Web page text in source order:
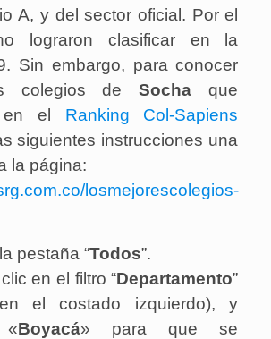
A, y del sector oficial. Por el
lograron clasificar en la
Sin embargo, para conocer
colegios deSocha
que
en el Ranking Col-Sapiens
siguientes instrucciones una
la página:
losmejorescolegios-
pestaña “Todos”.
en el filtro “Departamento”
el costado izquierdo), y
«Boyacá» para que se